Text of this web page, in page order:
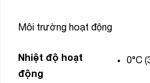
Môi trường hoạt động
Nhiệt độ hoạt
động
0°C